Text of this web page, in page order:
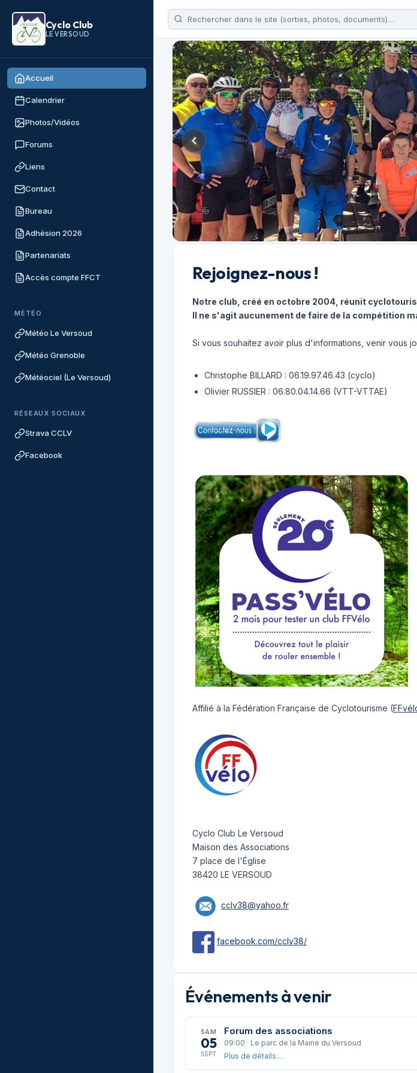
Cyclo Club
LE VERSOUD
Accueil
Calendrier
Photos/Vidéos
Forums
Liens
Contact
Bureau
Adhésion 2026
Partenariats
Accès compte FFCT
MÉTÉO
Météo Le Versoud
Météo Grenoble
Météociel (Le Versoud)
RÉSEAUX SOCIAUX
Strava CCLV
Facebook
Rejoignez-nous !
Notre club, créé en octobre 2004, réunit
Il ne s'agit aucunement de faire de la compétition
Si vous souhaitez avoir plus d'informations, venir vous
Christophe BILLARD : 06.19.97.46.43 (cyclo)
Olivier RUSSIER : 06.80.04.14.66 (VTT-VTTAE)
Affilié à la Fédération Française de Cyclotourisme (
Cyclo Club Le Versoud
Maison des Associations
7 place de l'Église
38420 LE VERSOUD
cclv38@yahoo.fr
facebook.com/cclv38/
Événements à venir
SAM
05
SEPT
Forum des associations
09:00 · Le parc de la Mairie du Versoud
Plus de détails…